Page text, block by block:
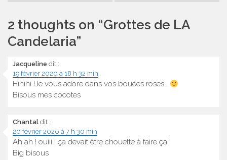
l’article
2 thoughts on “Grottes de LA
Candelaria”
Jacqueline dit :
19 février 2020 à 18 h 32 min
Hihihi !Je vous adore dans vos bouées roses…
Bisous mes cocotes
Chantal dit :
20 février 2020 à 7 h 30 min
Ah ah ! ouiii ! ça devait être chouette à faire ça !
Big bisous